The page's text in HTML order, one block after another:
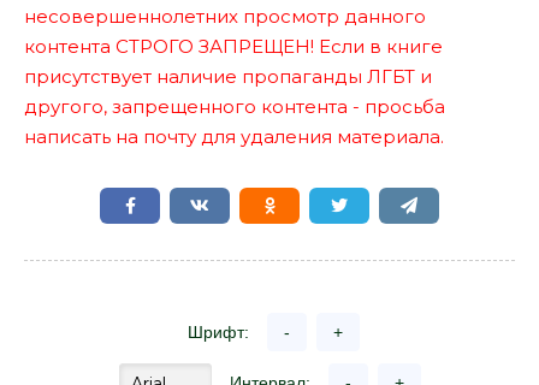
несовершеннолетних просмотр данного
контента СТРОГО ЗАПРЕЩЕН! Если в книге
присутствует наличие пропаганды ЛГБТ и
другого, запрещенного контента - просьба
написать на почту для удаления материала.
Шрифт: - +